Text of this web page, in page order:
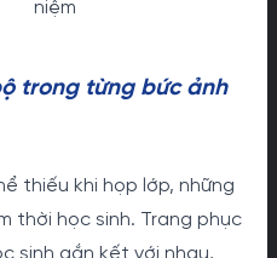
niệm
trong từng bức ảnh
thiếu khi họp lớp, những
thời học sinh. Trang phục